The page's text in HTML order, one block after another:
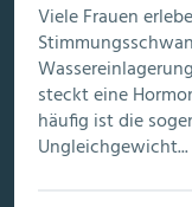
Viele Frauen
steckt eine
häufig ist die
Ungleichgewicht...